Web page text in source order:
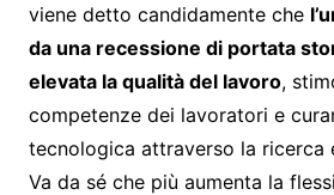
viene detto candidamente che
da una recessione di portata
elevata la qualità del lavoro,
competenze dei lavoratori e
tecnologica attraverso la ricerca
Va da sé che più aumenta la